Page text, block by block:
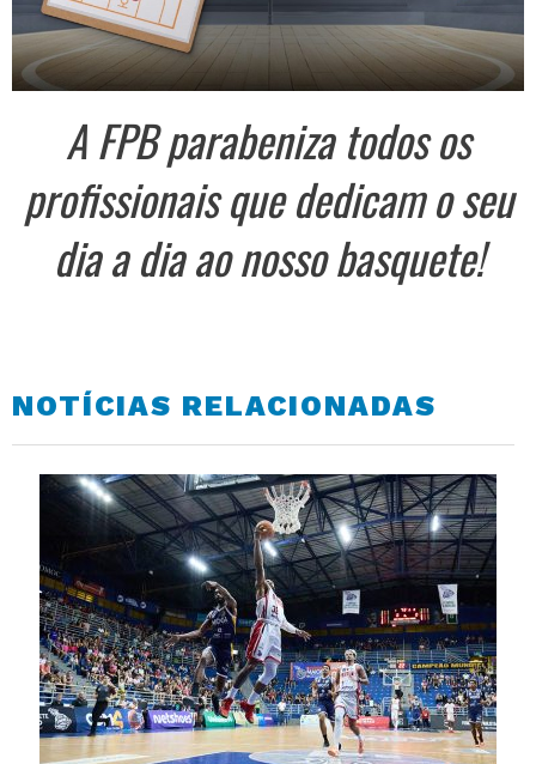
A FPB parabeniza todos os
profissionais que dedicam o seu
dia a dia ao nosso basquete!
NOTÍCIAS RELACIONADAS